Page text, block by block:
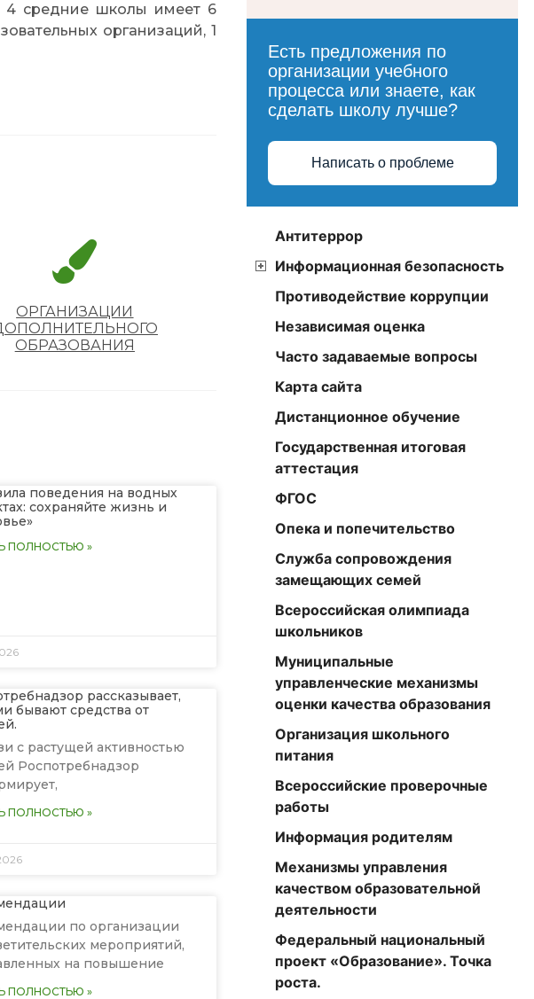
4 средние школы имеет 6
организаций, 1
ОРГАНИЗАЦИИ
ОБРАЗОВАНИЯ
поведения на водных
сохраняйте жизнь и
ПОЛНОСТЬЮ »
рассказывает,
бывают средства от
с растущей активностью
Роспотребнадзор
ПОЛНОСТЬЮ »
по организации
мероприятий,
на повышение
ПОЛНОСТЬЮ »
Есть предложения по
организации учебного
процесса или знаете, как
сделать школу лучше?
Написать о проблеме
Антитеррор
Информационная безопасность
Противодействие коррупции
Независимая оценка
Часто задаваемые вопросы
Карта сайта
Дистанционное обучение
Государственная итоговая
аттестация
ФГОС
Опека и попечительство
Служба сопровождения
замещающих семей
Всероссийская олимпиада
школьников
Муниципальные
управленческие механизмы
оценки качества образования
Организация школьного
питания
Всероссийские проверочные
работы
Информация родителям
Механизмы управления
качеством образовательной
деятельности
Федеральный национальный
проект «Образование». Точка
роста.